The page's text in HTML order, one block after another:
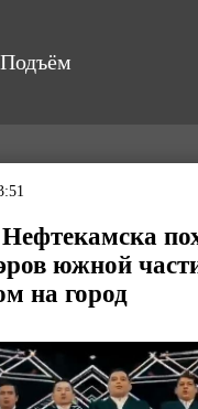
Подъём
южной
на город